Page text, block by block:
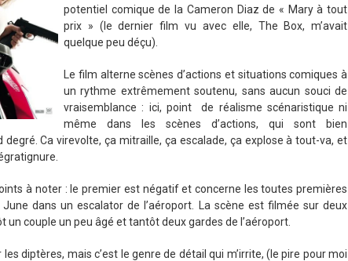
potentiel comique de la Cameron Diaz de « Mary à tout
prix » (le dernier film vu avec elle, The Box, m’avait
quelque peu déçu).
Le film alterne scènes d’actions et situations comiques à
un rythme extrêmement soutenu, sans aucun souci de
vraisemblance : ici, point de réalisme scénaristique ni
même dans les scènes d’actions, qui sont bien
Ca virevolte, ça mitraille, ça escalade, ça explose à tout-va, et
à noter : le premier est négatif et concerne les toutes premières
dans un escalator de l’aéroport. La scène est filmée sur deux
un couple un peu âgé et tantôt deux gardes de l’aéroport.
diptères, mais c’est le genre de détail qui m’irrite, (le pire pour moi